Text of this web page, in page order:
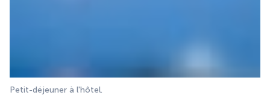
Petit-déjeuner à l'hôtel.